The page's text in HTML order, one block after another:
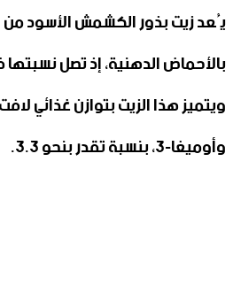
يُعد زيت بذور الكشمش الأسود من
وأوميغا-3، بنسبة تقدر بنحو 3.3.